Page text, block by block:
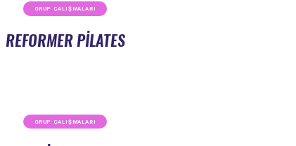
GRUP ÇALIŞMALARI
REFORMER PILATES
GRUP ÇALIŞMALARI